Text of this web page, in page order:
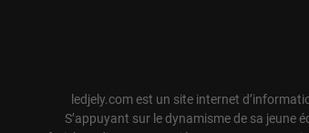
ledjely.com est un site internet
S’appuyant sur le dynamisme de sa jeune